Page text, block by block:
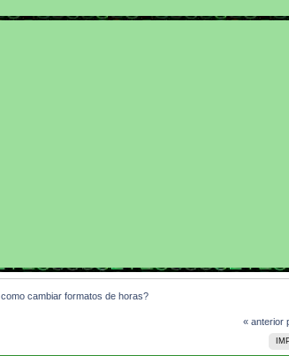
como cambiar formatos de horas?
« anterior